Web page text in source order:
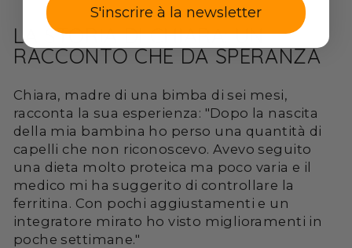
LA STORIA DI CHIARA: UN
RACCONTO CHE DÀ SPERANZA
Chiara, madre di una bimba di sei mesi,
racconta la sua esperienza: "Dopo la nascita
della mia bambina ho perso una quantità di
capelli che non riconoscevo. Avevo seguito
una dieta molto proteica ma poco varia e il
medico mi ha suggerito di controllare la
ferritina. Con pochi aggiustamenti e un
integratore mirato ho visto miglioramenti in
poche settimane."
S'inscrire à la newsletter